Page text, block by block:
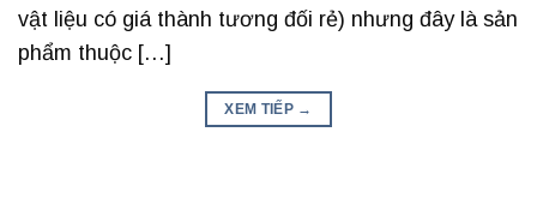
vật liệu có giá thành tương đối rẻ) nhưng đây là sản
phẩm thuộc […]
XEM TIẾP →